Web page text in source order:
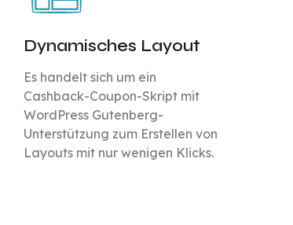
Dynamisches Layout
Es handelt sich um ein
Cashback-Coupon-Skript mit
WordPress Gutenberg-
Unterstützung zum Erstellen von
Layouts mit nur wenigen Klicks.